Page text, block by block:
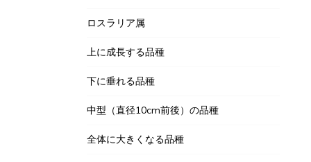
ロスラリア属
上に成長する品種
下に垂れる品種
中型（直径10cm前後）の品種
全体に大きくなる品種